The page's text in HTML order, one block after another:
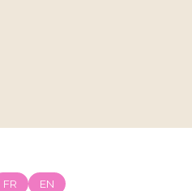
FR EN